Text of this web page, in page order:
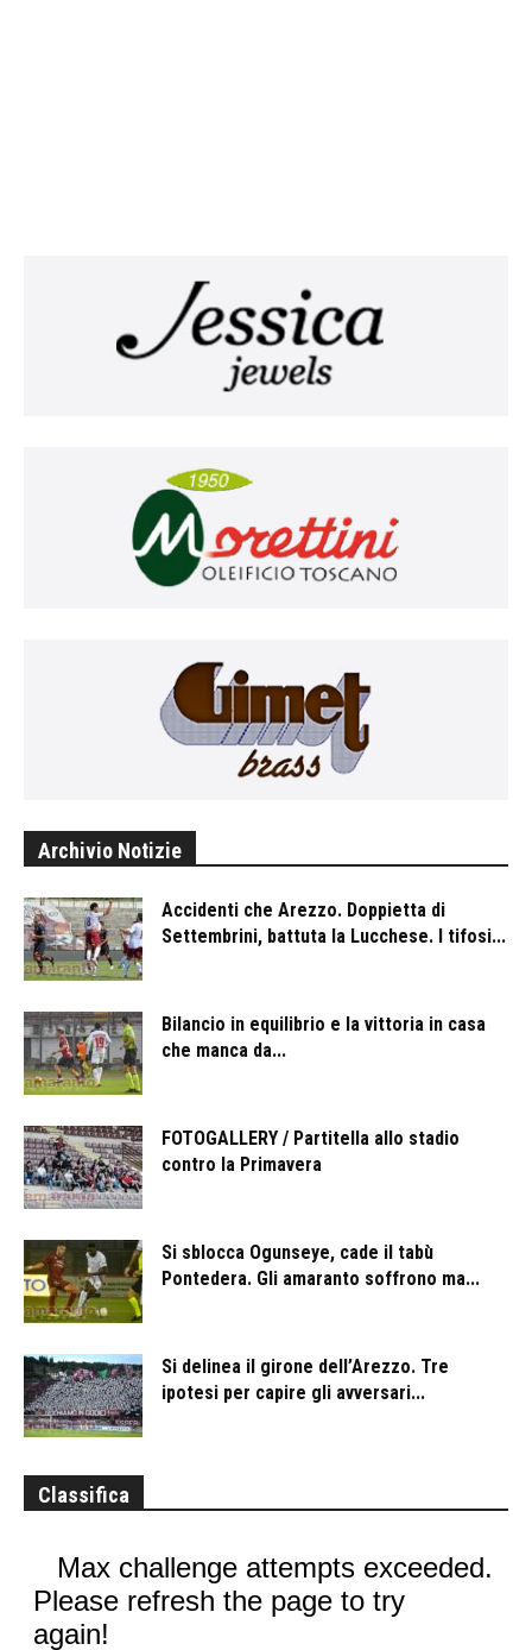
Archivio Notizie
Accidenti che Arezzo. Doppietta di
Settembrini, battuta la Lucchese. I tifosi...
Bilancio in equilibrio e la vittoria in casa
che manca da...
FOTOGALLERY / Partitella allo stadio
contro la Primavera
Si sblocca Ogunseye, cade il tabù
Pontedera. Gli amaranto soffrono ma...
Si delinea il girone dell’Arezzo. Tre
ipotesi per capire gli avversari...
Classifica